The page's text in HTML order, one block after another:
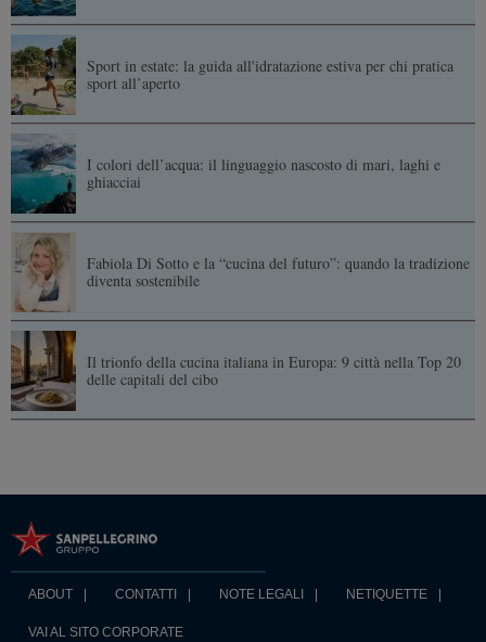
Sport in estate: la guida all'idratazione estiva per chi pratica
sport all’aperto
I colori dell’acqua: il linguaggio nascosto di mari, laghi e
ghiacciai
Fabiola Di Sotto e la “cucina del futuro”: quando la tradizione
diventa sostenibile
Il trionfo della cucina italiana in Europa: 9 città nella Top 20
delle capitali del cibo
ABOUT CONTATTI NOTE LEGALI NETIQUETTE
VAI AL SITO CORPORATE